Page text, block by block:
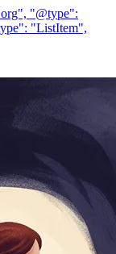
"@type":
"ListItem",